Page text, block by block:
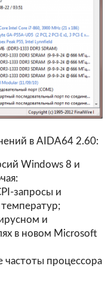
в AIDA64 2.60:
Windows 8 и
запросы и
и
в новом Microsoft
частоты процессора